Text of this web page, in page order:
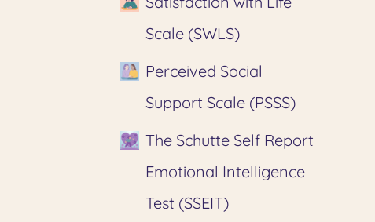
Scale (SWLS)
Perceived Social
Support Scale (PSSS)
The Schutte Self Report
Emotional Intelligence
Test (SSEIT)